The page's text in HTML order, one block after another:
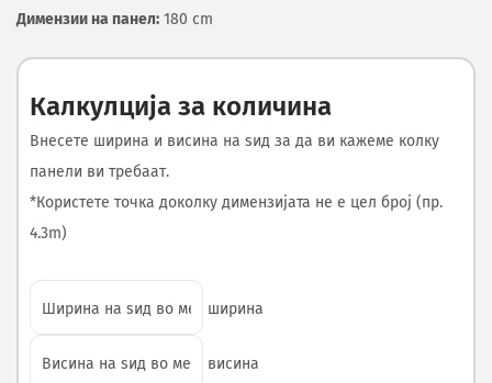
Димензии на панел: 180 cm
Калкулција за количина
Внесете ширина и висина на ѕид за да ви кажеме колку
панели ви требаат.
*Користете точка доколку димензијата не е цел број (пр.
4.3m)
ширина
висина